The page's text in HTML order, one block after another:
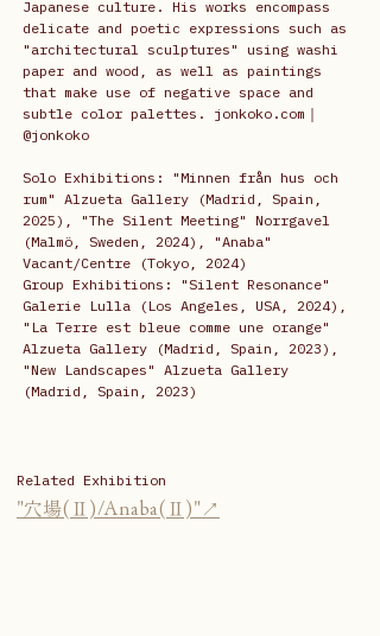
Japanese culture. His works encompass
delicate and poetic expressions such as
"architectural sculptures" using washi
paper and wood, as well as paintings
that make use of negative space and
subtle color palettes. jonkoko.com｜
@jonkoko
Solo Exhibitions: "Minnen från hus och
rum" Alzueta Gallery (Madrid, Spain,
2025), "The Silent Meeting" Norrgavel
(Malmö, Sweden, 2024), "Anaba"
Vacant/Centre (Tokyo, 2024)
Group Exhibitions: "Silent Resonance"
Galerie Lulla (Los Angeles, USA, 2024),
"La Terre est bleue comme une orange"
Alzueta Gallery (Madrid, Spain, 2023),
"New Landscapes" Alzueta Gallery
(Madrid, Spain, 2023)
Related Exhibition
"穴場(Ⅱ)/Anaba(Ⅱ)"↗